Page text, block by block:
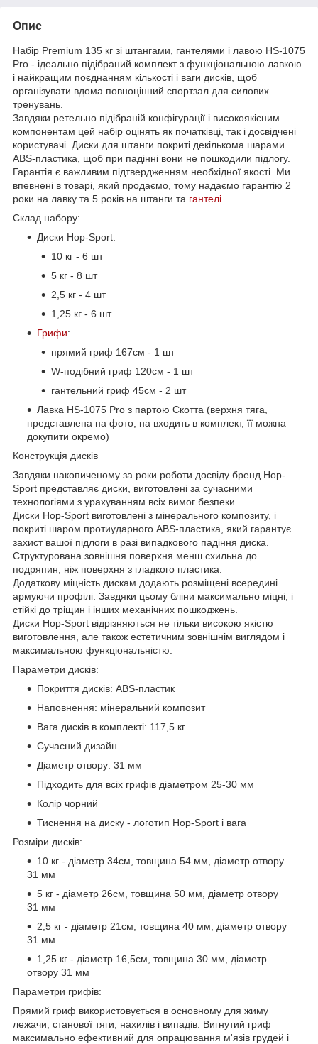
Опис
Набір Premium 135 кг зі штангами, гантелями і лавою HS-1075
Pro - ідеально підібраний комплект з функціональною лавкою
і найкращим поєднанням кількості і ваги дисків, щоб
організувати вдома повноцінний спортзал для силових
тренувань.
Завдяки ретельно підібраній конфігурації і високоякісним
компонентам цей набір оцінять як початківці, так і досвідчені
користувачі. Диски для штанги покриті декількома шарами
ABS-пластика, щоб при падінні вони не пошкодили підлогу.
Гарантія є важливим підтвердженням необхідної якості. Ми
впевнені в товарі, який продаємо, тому надаємо гарантію 2
роки на лавку та 5 років на штанги та гантелі
Склад набору:
Диски Hop-Sport:
10 кг - 6 шт
5 кг - 8 шт
2,5 кг - 4 шт
1,25 кг - 6 шт
Грифи:
прямий гриф 167см - 1 шт
W-подібний гриф 120см - 1 шт
гантельний гриф 45см - 2 шт
Лавка HS-1075 Pro з партою Скотта (верхня тяга,
представлена на фото, на входить в комплект, її можна
докупити окремо)
Конструкція дисків
Завдяки накопиченому за роки роботи досвіду бренд Hop-
Sport представляє диски, виготовлені за сучасними
технологіями з урахуванням всіх вимог безпеки.
Диски Hop-Sport виготовлені з мінерального композиту, і
покриті шаром протиударного ABS-пластика, який гарантує
захист вашої підлоги в разі випадкового падіння диска.
Структурована зовнішня поверхня менш схильна до
подряпин, ніж поверхня з гладкого пластика.
Додаткову міцність дискам додають розміщені всередині
армуючи профілі. Завдяки цьому бліни максимально міцні, і
стійкі до тріщин і інших механічних пошкоджень.
Диски Hop-Sport відрізняються не тільки високою якістю
виготовлення, але також естетичним зовнішнім виглядом і
максимальною функціональністю.
Параметри дисків:
Покриття дисків: ABS-пластик
Наповнення: мінеральний композит
Вага дисків в комплекті: 117,5 кг
Сучасний дизайн
Діаметр отвору: 31 мм
Підходить для всіх грифів діаметром 25-30 мм
Колір чорний
Тиснення на диску - логотип Hop-Sport і вага
Розміри дисків:
10 кг - діаметр 34см, товщина 54 мм, діаметр отвору
31 мм
5 кг - діаметр 26см, товщина 50 мм, діаметр отвору
31 мм
2,5 кг - діаметр 21см, товщина 40 мм, діаметр отвору
31 мм
1,25 кг - діаметр 16,5см, товщина 30 мм, діаметр
отвору 31 мм
Параметри грифів:
Прямий гриф використовується в основному для жиму
лежачи, станової тяги, нахилів і випадів. Вигнутий гриф
максимально ефективний для опрацювання м'язів грудей і